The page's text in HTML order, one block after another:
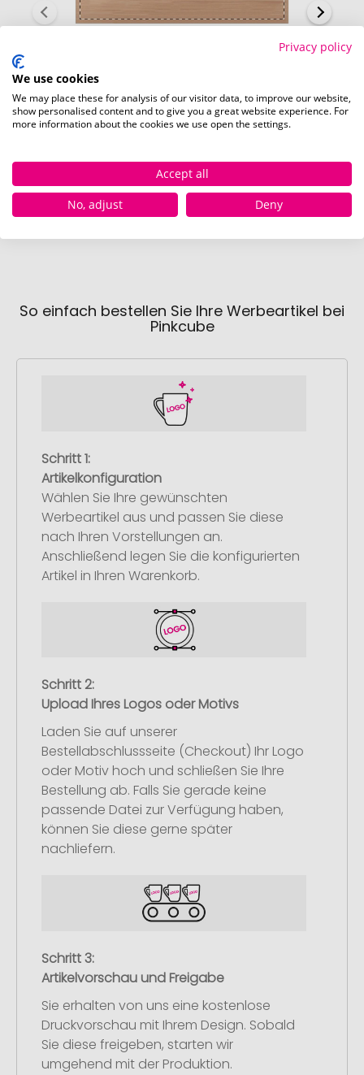
So einfach bestellen Sie Ihre Werbeartikel bei
Pinkcube
Schritt 1:
Artikelkonfiguration
Wählen Sie Ihre gewünschten
Werbeartikel aus und passen Sie diese
nach Ihren Vorstellungen an.
Anschließend legen Sie die konfigurierten
Artikel in Ihren Warenkorb.
Schritt 2:
Upload Ihres Logos oder Motivs
Laden Sie auf unserer
Bestellabschlussseite (Checkout) Ihr Logo
oder Motiv hoch und schließen Sie Ihre
Bestellung ab. Falls Sie gerade keine
passende Datei zur Verfügung haben,
können Sie diese gerne später
nachliefern.
Schritt 3:
Artikelvorschau und Freigabe
Sie erhalten von uns eine kostenlose
Druckvorschau mit Ihrem Design. Sobald
Sie diese freigeben, starten wir
umgehend mit der Produktion.
Privacy policy
We use cookies
We may place these for analysis of our visitor data, to improve our website,
show personalised content and to give you a great website experience. For
more information about the cookies we use open the settings.
Accept all
No, adjust
Deny